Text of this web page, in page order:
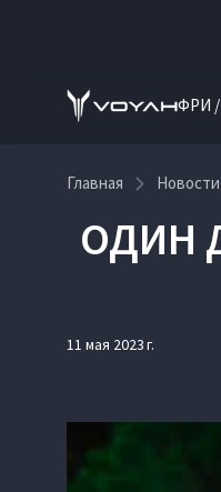
ФРИ /
Главная Новости
ОДИН
11 мая 2023 г.